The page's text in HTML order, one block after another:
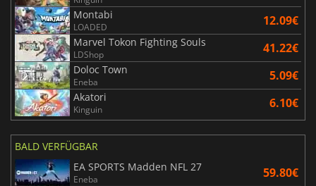
Montabi
LOADED 12.09€
Marvel Tokon Fighting Souls
LDShop 41.22€
Doloc Town
Eneba 5.09€
Akatori
Kinguin 6.10€
BALD VERFÜGBAR
EA SPORTS Madden NFL 27
Eneba 59.80€